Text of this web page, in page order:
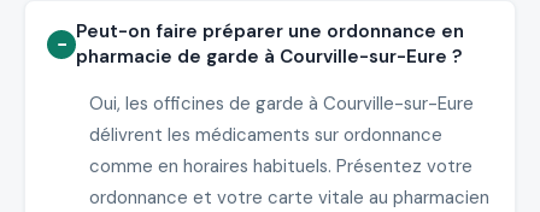
Peut-on faire préparer une ordonnance en
pharmacie de garde à Courville-sur-Eure ?
Oui, les officines de garde à Courville-sur-Eure
délivrent les médicaments sur ordonnance
comme en horaires habituels. Présentez votre
ordonnance et votre carte vitale au pharmacien